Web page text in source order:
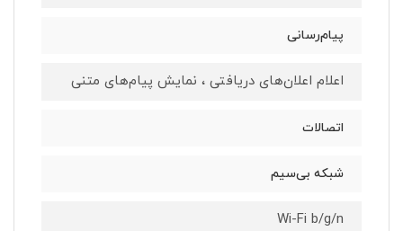
پیام‌رسانی
اعلام اعلان‌های دریافتی ، نمایش پیام‌های متنی
اتصالات
شبکه بی‌سیم
Wi-Fi b/g/n